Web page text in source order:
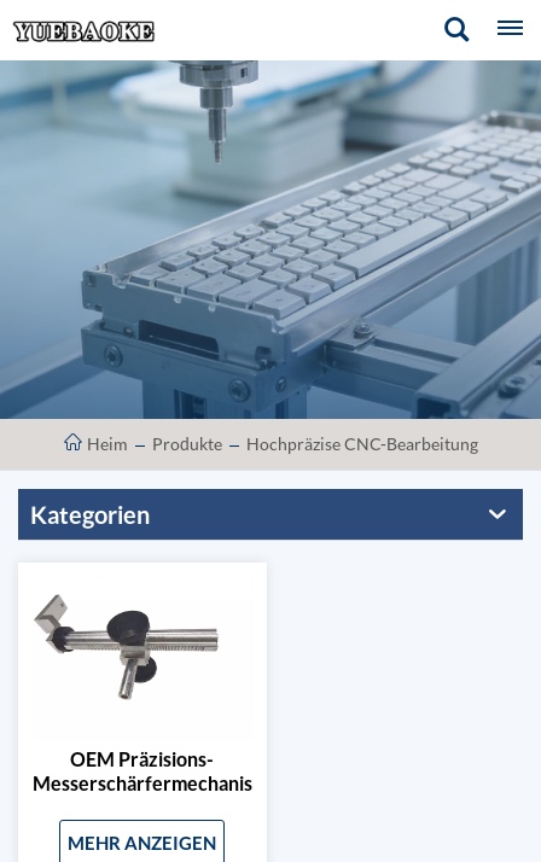
Heim Produkte Hochpräzise CNC-Bearbeitung
Kategorien
OEM Präzisions-
Messerschärfermechanismus
MEHR ANZEIGEN